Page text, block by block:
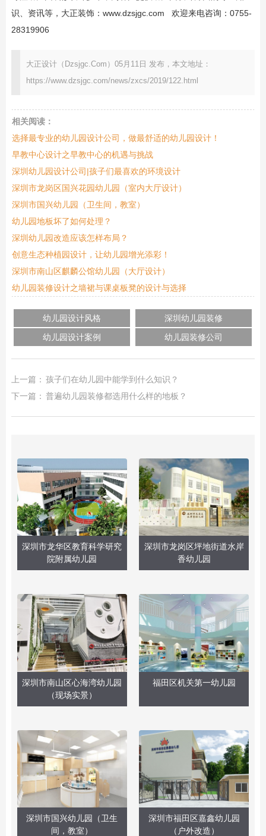
识、资讯等，大正装饰： www.dzsjgc.com 欢迎来电咨询：0755-
28319906
大正设计（Dzsjgc.Com）05月11日 发布，本文地址：
https://www.dzsjgc.com/news/zxcs/2019/122.html
相关阅读：
选择最专业的幼儿园设计公司，做最舒适的幼儿园设计！
早教中心设计之早教中心的机遇与挑战
深圳幼儿园设计公司|孩子们最喜欢的环境设计
深圳市龙岗区国兴花园幼儿园（室内大厅设计）
深圳市国兴幼儿园（卫生间，教室）
幼儿园地板坏了如何处理？
深圳幼儿园改造应该怎样布局？
创意生态种植园设计，让幼儿园增光添彩！
深圳市南山区麒麟公馆幼儿园（大厅设计）
幼儿园装修设计之墙裙与课桌板凳的设计与选择
幼儿园设计风格
深圳幼儿园装修
幼儿园设计案例
幼儿园装修公司
上一篇： 孩子们在幼儿园中能学到什么知识？
下一篇： 普遍幼儿园装修都选用什么样的地板？
深圳市龙华区教育科学研究
院附属幼儿园
深圳市龙岗区坪地街道水岸
香幼儿园
深圳市南山区心海湾幼儿园
（现场实景）
福田区机关第一幼儿园
深圳市国兴幼儿园（卫生
间，教室）
深圳市福田区嘉鑫幼儿园
（户外改造）